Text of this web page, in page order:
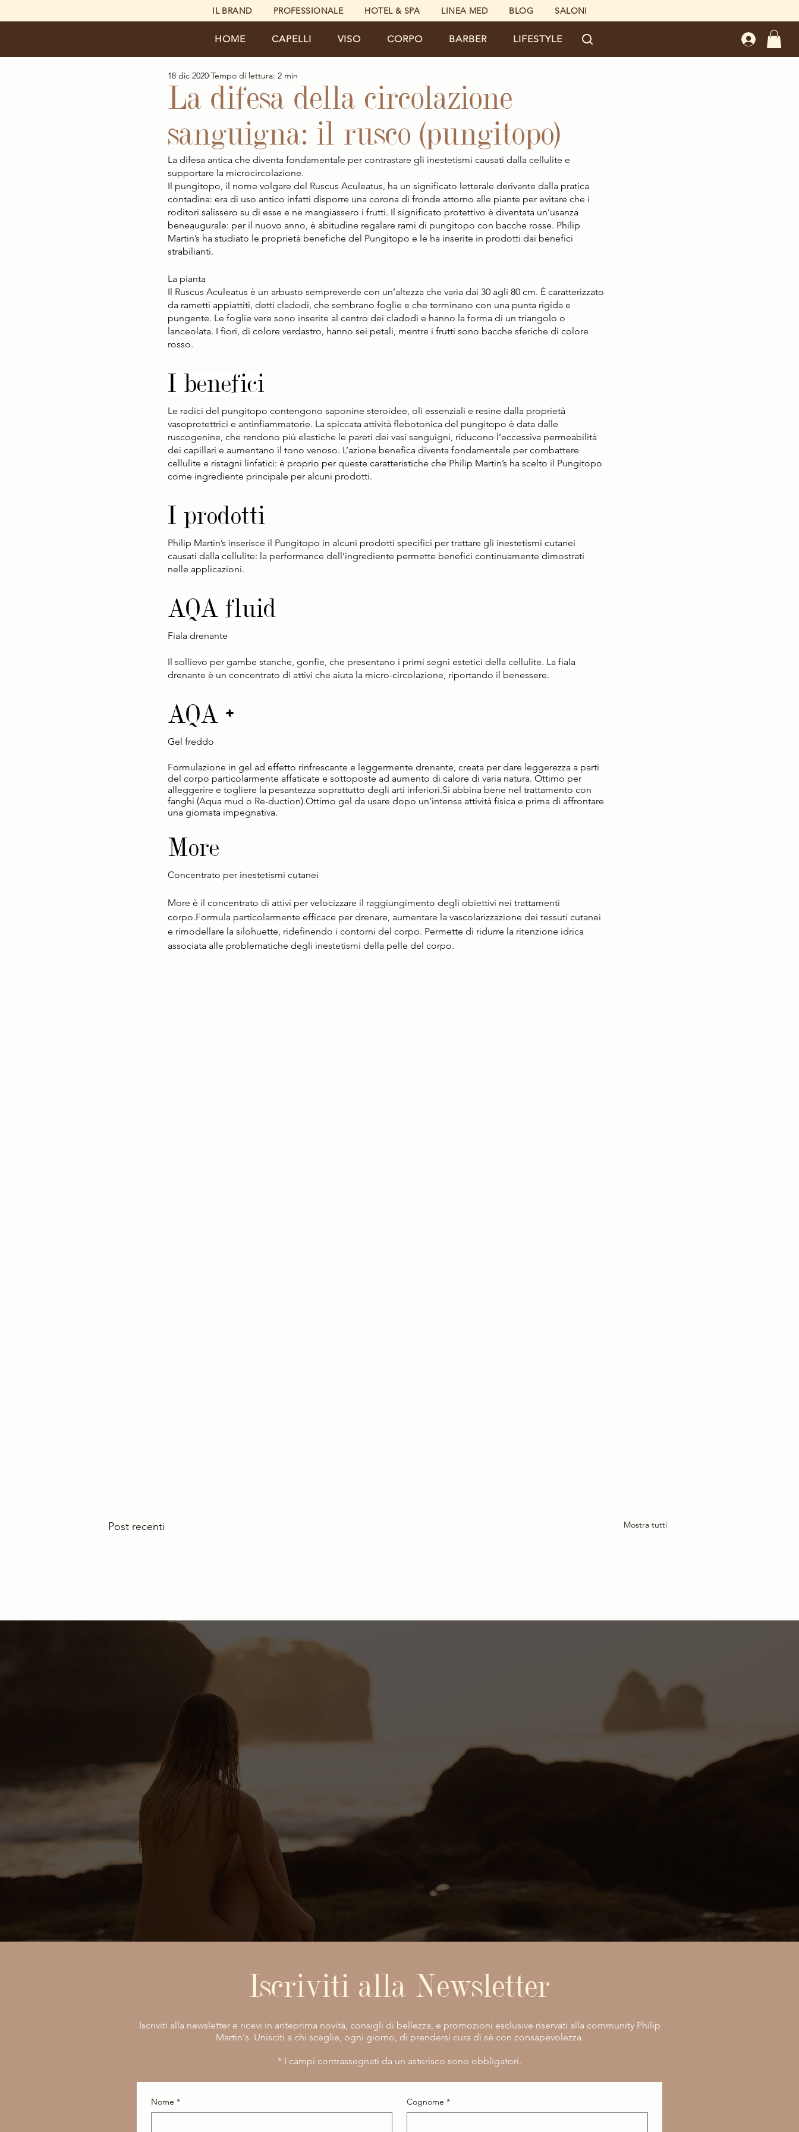
IL BRAND PROFESSIONALE HOTEL & SPA LINEA MED BLOG SALONI
HOME CAPELLI VISO CORPO BARBER LIFESTYLE
La difesa della circolazione
sanguigna: il rusco (pungitopo)
18 dic 2020 Tempo di lettura: 2 min
La difesa antica che diventa fondamentale per contrastare gli inestetismi causati dalla cellulite e
supportare la microcircolazione.
Il pungitopo, il nome volgare del Ruscus Aculeatus, ha un significato letterale derivante dalla pratica
contadina: era di uso antico infatti disporre una corona di fronde attorno alle piante per evitare che i
roditori salissero su di esse e ne mangiassero i frutti. Il significato protettivo è diventata un’usanza
beneaugurale: per il nuovo anno, è abitudine regalare rami di pungitopo con bacche rosse. Philip
Martin’s ha studiato le proprietà benefiche del Pungitopo e le ha inserite in prodotti dai benefici
strabilianti.
La pianta
Il Ruscus Aculeatus è un arbusto sempreverde con un’altezza che varia dai 30 agli 80 cm. È caratterizzato
da rametti appiattiti, detti cladodi, che sembrano foglie e che terminano con una punta rigida e
pungente. Le foglie vere sono inserite al centro dei cladodi e hanno la forma di un triangolo o
lanceolata. I fiori, di colore verdastro, hanno sei petali, mentre i frutti sono bacche sferiche di colore
rosso.
I benefici
Le radici del pungitopo contengono saponine steroidee, oli essenziali e resine dalla proprietà
vasoprotettrici e antinfiammatorie. La spiccata attività flebotonica del pungitopo è data dalle
ruscogenine, che rendono più elastiche le pareti dei vasi sanguigni, riducono l’eccessiva permeabilità
dei capillari e aumentano il tono venoso. L’azione benefica diventa fondamentale per combattere
cellulite e ristagni linfatici: è proprio per queste caratteristiche che Philip Martin’s ha scelto il Pungitopo
come ingrediente principale per alcuni prodotti.
I prodotti
Philip Martin’s inserisce il Pungitopo in alcuni prodotti specifici per trattare gli inestetismi cutanei
causati dalla cellulite: la performance dell’ingrediente permette benefici continuamente dimostrati
nelle applicazioni.
AQA fluid
Fiala drenante
Il sollievo per gambe stanche, gonfie, che presentano i primi segni estetici della cellulite. La fiala
drenante è un concentrato di attivi che aiuta la micro-circolazione, riportando il benessere.
AQA +
Gel freddo
Formulazione in gel ad effetto rinfrescante e leggermente drenante, creata per dare leggerezza a parti
del corpo particolarmente affaticate e sottoposte ad aumento di calore di varia natura. Ottimo per
alleggerire e togliere la pesantezza soprattutto degli arti inferiori.Si abbina bene nel trattamento con
fanghi (Aqua mud o Re-duction).Ottimo gel da usare dopo un’intensa attività fisica e prima di affrontare
una giornata impegnativa.
More
Concentrato per inestetismi cutanei
More è il concentrato di attivi per velocizzare il raggiungimento degli obiettivi nei trattamenti
corpo.Formula particolarmente efficace per drenare, aumentare la vascolarizzazione dei tessuti cutanei
e rimodellare la silohuette, ridefinendo i contorni del corpo. Permette di ridurre la ritenzione idrica
associata alle problematiche degli inestetismi della pelle del corpo.
Post recenti Mostra tutti
Philip Martin's, Be Relax ed Etihad
Avventure e successi: il nostro anno
SPEDIZIONE
GRATUITA
DOMANDE
Iscriviti alla Newsletter
Iscriviti alla newsletter e ricevi in anteprima novità, consigli di bellezza, e promozioni esclusive riservati alla community Philip
Martin's. Unisciti a chi sceglie, ogni giorno, di prendersi cura di sé con consapevolezza.
​* I campi contrassegnati da un asterisco sono obbligatori.
Nome * Cognome *